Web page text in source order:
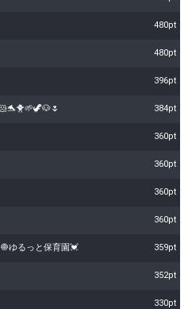
480pt
480pt
396pt
384pt
360pt
360pt
360pt
360pt
ゆるっと保育園💓 359pt
352pt
330pt